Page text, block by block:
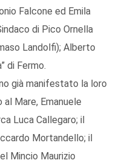
Falcone ed Emila
di Pico Ornella
Landolfi); Alberto
di Fermo.
già manifestato la loro
Mare, Emanuele
Luca Callegaro; il
Mortandello; il
Mincio Maurizio